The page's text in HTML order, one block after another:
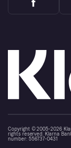
Copyright © 2005-2026
rights reserved. Klarna
number: 556737-0431